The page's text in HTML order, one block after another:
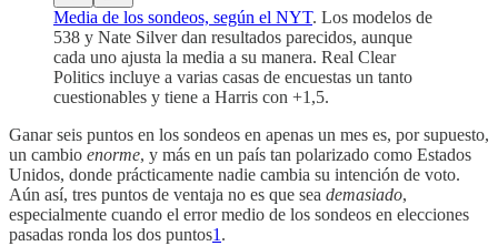
Media de los sondeos, según el NYT. Los modelos de
538 y Nate Silver dan resultados parecidos, aunque
cada uno ajusta la media a su manera. Real Clear
Politics incluye a varias casas de encuestas un tanto
cuestionables y tiene a Harris con +1,5.
Ganar seis puntos en los sondeos en apenas un mes es, por supuesto,
un cambio enorme, y más en un país tan polarizado como Estados
Unidos, donde prácticamente nadie cambia su intención de voto.
Aún así, tres puntos de ventaja no es que sea demasiado,
especialmente cuando el error medio de los sondeos en elecciones
pasadas ronda los dos puntos1 .